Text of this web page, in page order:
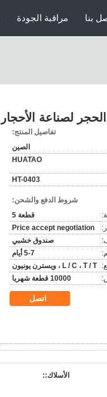
مراقبة الجودة بنا
لصناعة الأحجار
تفاصيل المنتج:
الصين
HUATAO
HT-0403
شروط الدفع والشحن:
قطعة 5
Price accept negotiation
صندوق خشبي
5-7 أيام
L / C ، T / T ، ويسترن يونيون
10000 قطعة شهريا
اتصل
الأسلاك::